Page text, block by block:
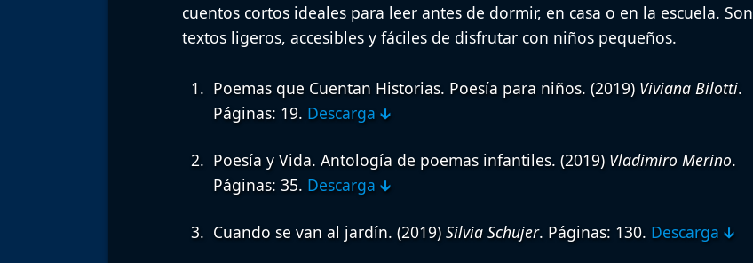
cuentos cortos ideales para leer antes de dormir, en casa o en la escuela. Son
textos ligeros, accesibles y fáciles de disfrutar con niños pequeños.
Poemas que Cuentan Historias. Poesía para niños. (2019) Viviana Bilotti.
Páginas: 19. Descarga 🡳
Poesía y Vida. Antología de poemas infantiles. (2019) Vladimiro Merino.
Páginas: 35. Descarga 🡳
Cuando se van al jardín. (2019) Silvia Schujer. Páginas: 130. Descarga 🡳